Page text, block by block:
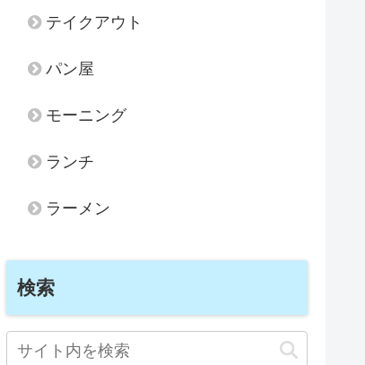
テイクアウト
パン屋
モーニング
ランチ
ラーメン
検索